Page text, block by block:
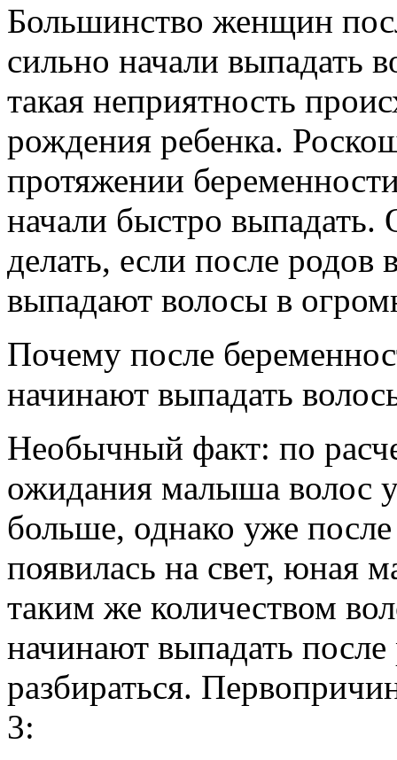
Большинство женщин
сильно начали выпадать
такая неприятность
рождения ребенка.
протяжении
начали быстро выпадать.
делать, если после родов
выпадают волосы в
Почему после
начинают выпадать
Необычный факт: по
ожидания малыша волос
больше, однако уже
появилась на свет, юная
таким же количеством
начинают выпадать
разбираться.
3: